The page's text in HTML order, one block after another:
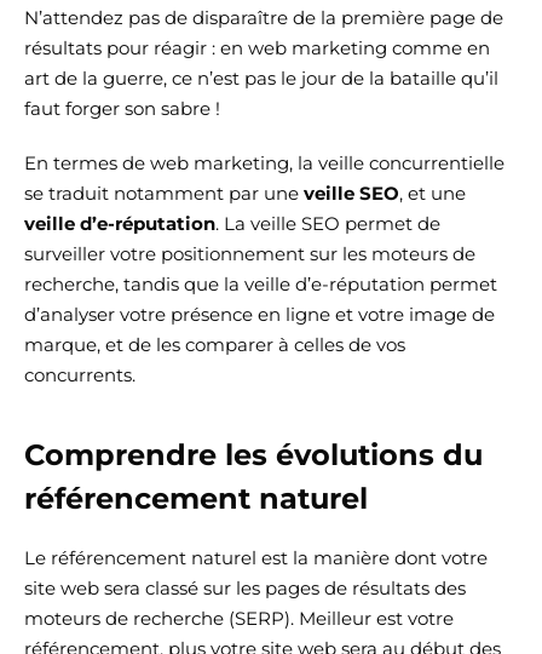
N’attendez pas de disparaître de la première page de
résultats pour réagir : en web marketing comme en
art de la guerre, ce n’est pas le jour de la bataille qu’il
faut forger son sabre !
En termes de web marketing, la veille concurrentielle
se traduit notamment par une veille SEO, et une
veille d’e-réputation. La veille SEO permet de
surveiller votre positionnement sur les moteurs de
recherche, tandis que la veille d’e-réputation permet
d’analyser votre présence en ligne et votre image de
marque, et de les comparer à celles de vos
concurrents.
Comprendre les évolutions du
référencement naturel
Le référencement naturel est la manière dont votre
site web sera classé sur les pages de résultats des
moteurs de recherche (SERP). Meilleur est votre
référencement, plus votre site web sera au début des